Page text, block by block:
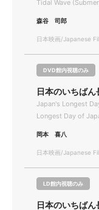
Tidal Wave
森谷 司郎
日本映画/Japanese
DVD館内視聴のみ
日本のいちばん
Japan's Longest
Longest Day of
岡本 喜八
日本映画/Japanese
LD館内視聴のみ
日本のいちばん